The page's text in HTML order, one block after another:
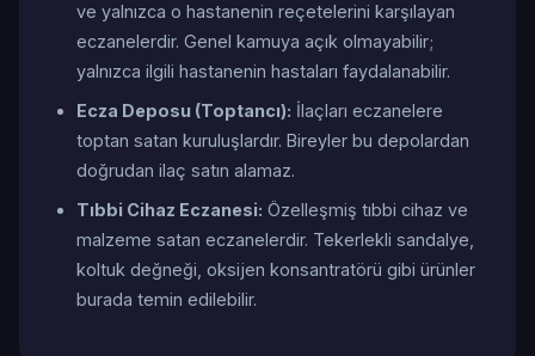
ve yalnızca o hastanenin reçetelerini karşılayan
eczanelerdir. Genel kamuya açık olmayabilir;
yalnızca ilgili hastanenin hastaları faydalanabilir.
Ecza Deposu (Toptancı): İlaçları eczanelere
toptan satan kuruluşlardır. Bireyler bu depolardan
doğrudan ilaç satın alamaz.
Tıbbi Cihaz Eczanesi: Özelleşmiş tıbbi cihaz ve
malzeme satan eczanelerdir. Tekerlekli sandalye,
koltuk değneği, oksijen konsantratörü gibi ürünler
burada temin edilebilir.